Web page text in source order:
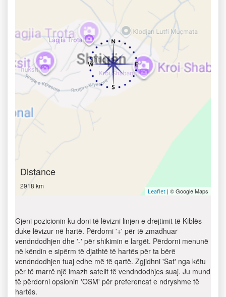
Distance
2918 km
Leaflet | © Google Maps
Gjeni pozicionin ku doni të lëvizni linjen e drejtimit të Kiblës
duke lëvizur në hartë. Përdorni '+' për të zmadhuar
vendndodhjen dhe '-' për shikimin e largët. Përdorni menunë
në këndin e sipërm të djathtë të hartës për ta bërë
vendndodhjen tuaj edhe më të qartë. Zgjidhni 'Sat' nga këtu
për të marrë një imazh satelit të vendndodhjes suaj. Ju mund
të përdorni opsionin 'OSM' për preferencat e ndryshme të
hartës.